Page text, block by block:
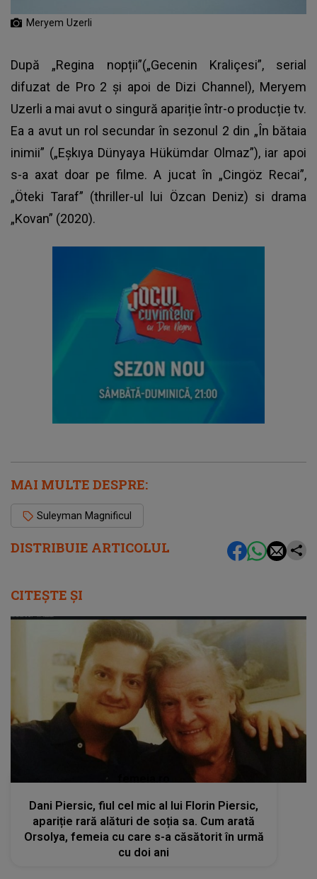
DISTRIBUIE ARTICOLUL
Meryem Uzerli
După „Regina nopții”(„Gecenin Kraliçesi”, serial
difuzat de Pro 2 și apoi de Dizi Channel), Meryem
Uzerli a mai avut o singură apariție într-o producție tv.
Ea a avut un rol secundar în sezonul 2 din „În bătaia
inimii” („Eşkıya Dünyaya Hükümdar Olmaz”), iar apoi
s-a axat doar pe filme. A jucat în „Cingöz Recai”,
„Öteki Taraf” (thriller-ul lui Özcan Deniz) si drama
„Kovan” (2020).
MAI MULTE DESPRE:
Suleyman Magnificul
CITEȘTE ȘI
Dani Piersic, fiul cel mic al lui Florin Piersic,
apariție rară alături de soția sa. Cum arată
Orsolya, femeia cu care s-a căsătorit în urmă
cu doi ani